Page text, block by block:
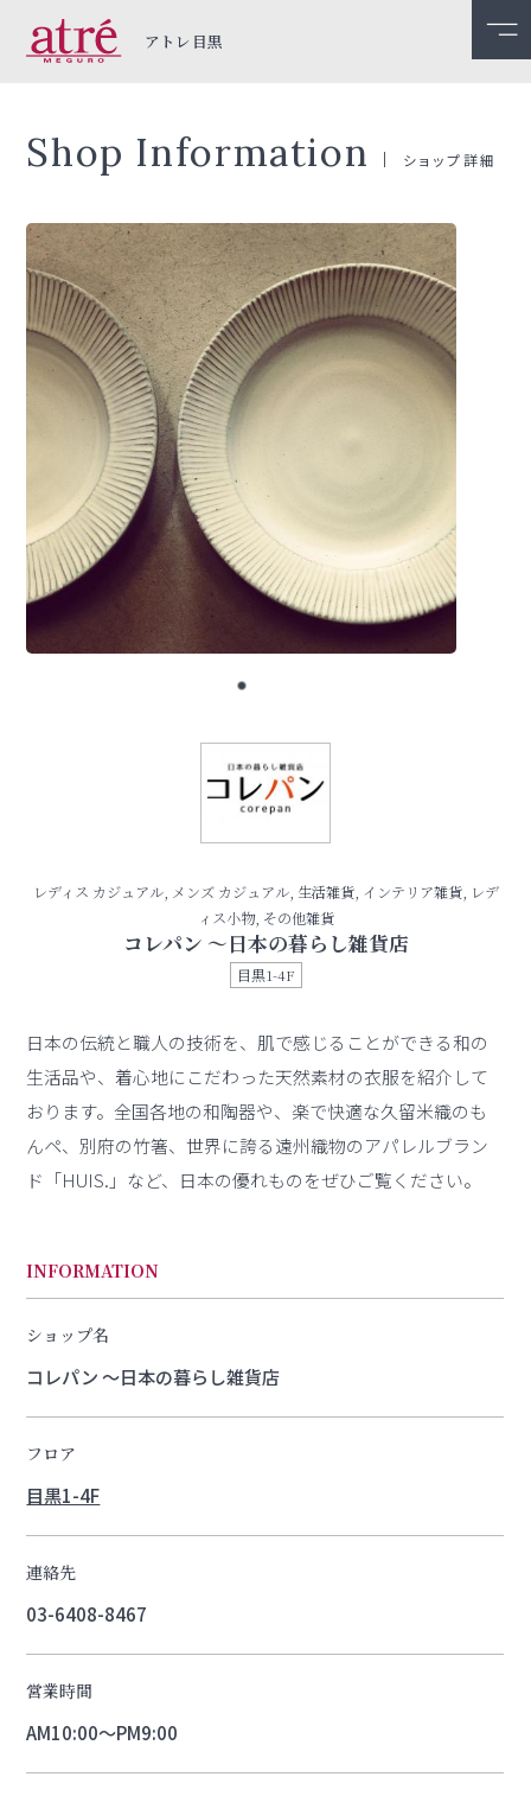
アトレ目黒
Shop Information ショップ詳細
レディス カジュアル, メンズ カジュアル, 生活雑貨, インテリア雑貨, レデ
ィス小物, その他雑貨
コレパン 〜日本の暮らし雑貨店
目黒1-4F
日本の伝統と職人の技術を、肌で感じることができる和の
生活品や、着心地にこだわった天然素材の衣服を紹介して
おります。全国各地の和陶器や、楽で快適な久留米織のも
んペ、別府の竹箸、世界に誇る遠州織物のアパレルブラン
ド「HUIS.」など、日本の優れものをぜひご覧ください。
INFORMATION
ショップ名
コレパン 〜日本の暮らし雑貨店
フロア
目黒1-4F
連絡先
03-6408-8467
営業時間
AM10:00～PM9:00